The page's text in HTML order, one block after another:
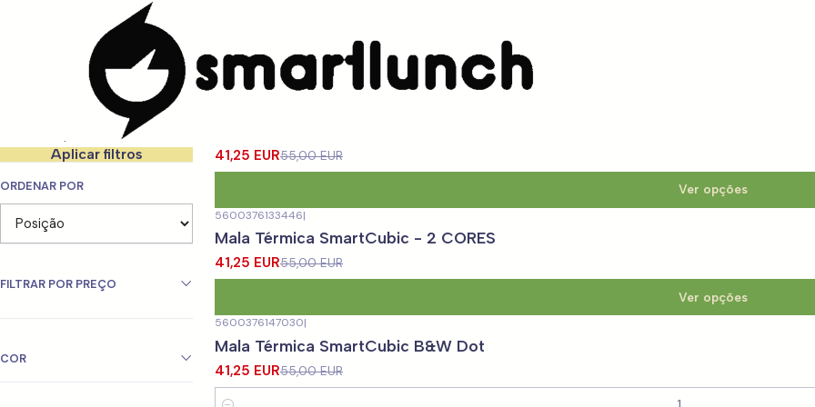
Lancheiras e Sacos Térmicos
Lancheiras e Sacos
Filtrar produtos
Aplicar filtros
ORDENAR POR
FILTRAR POR PREÇO
COR
41,25 EUR55,00 EUR
Ver opções
-25%DESCONTO
5600376133446|
Mala Térmica SmartCubic - 2 CORES
41,25 EUR55,00 EUR
Ver opções
DESCONTO
5600376147030|
Mala Térmica SmartCubic B&W Dot
41,25 EUR55,00 EUR